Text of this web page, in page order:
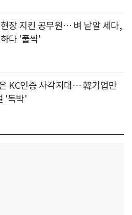
장 지킨 공무원… 벼 낱알 세다,
다 '풀썩'
KC인증 사각지대… 韓기업만
'독박'